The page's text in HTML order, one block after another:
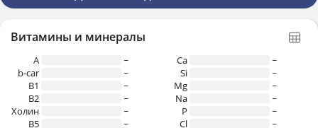
Витамины и минералы
A
~
b-car
~
В1
~
B2
~
Холин
~
B5
~
Ca
~
Si
~
Mg
~
Na
~
P
~
Cl
~